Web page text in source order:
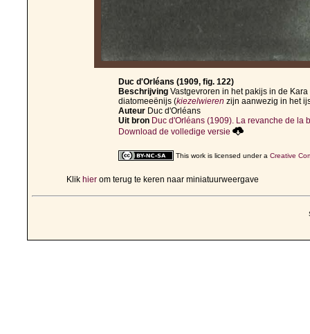
Duc d'Orléans (1909, fig. 122)
Beschrijving Vastgevroren in het pakijs in de
diatomeeënijs (kiezelwieren zijn aanwezig in het
Auteur Duc d'Orléans
Uit bron Duc d'Orléans (1909). La revanche de la
Download de volledige versie
This work is licensed under a Creative
Klik hier om terug te keren naar miniatuurweergave